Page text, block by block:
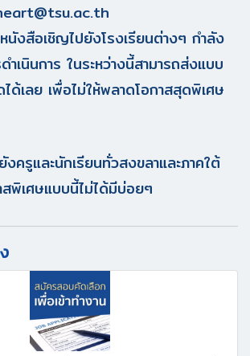
นังสือเชิญไปยังโรงเรียนต่างๆ กำลัง
เนินการ ในระหว่างนี้สามารถส่งแบบ
ด้เลย เพื่อไม่ให้พลาดโอกาสสุดพิเศษ
ครูและนักเรียนทั่วสงขลาและภาคใต้
พิเศษแบบนี้ไม่ได้มีบ่อยๆ